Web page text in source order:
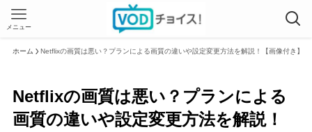
メニュー
ホーム Netflixの画質は悪い？プランによる画質の違いや設定変更方法を解説！【画像付き】
Netflixの画質は悪い？プランによる
画質の違いや設定変更方法を解説！